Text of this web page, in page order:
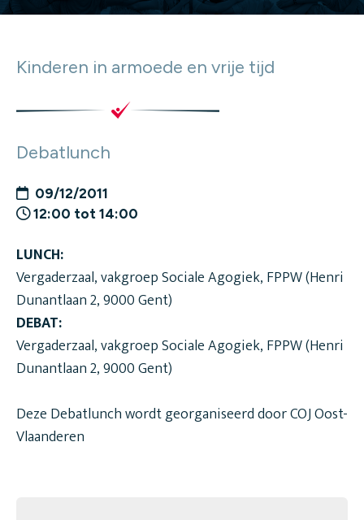
Kinderen in armoede en vrije tijd
Debatlunch
09/12/2011
12:00 tot 14:00
LUNCH:
Vergaderzaal, vakgroep Sociale Agogiek, FPPW (Henri
Dunantlaan 2, 9000 Gent)
DEBAT:
Vergaderzaal, vakgroep Sociale Agogiek, FPPW (Henri
Dunantlaan 2, 9000 Gent)
Deze Debatlunch wordt georganiseerd door COJ Oost-
Vlaanderen